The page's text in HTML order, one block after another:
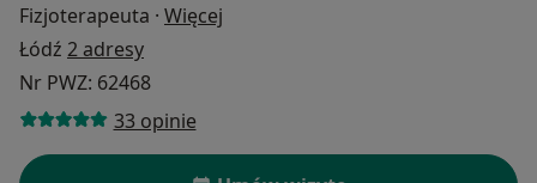
Fizjoterapeuta · Więcej
Łódź 2 adresy
Nr PWZ: 62468
33 opinie